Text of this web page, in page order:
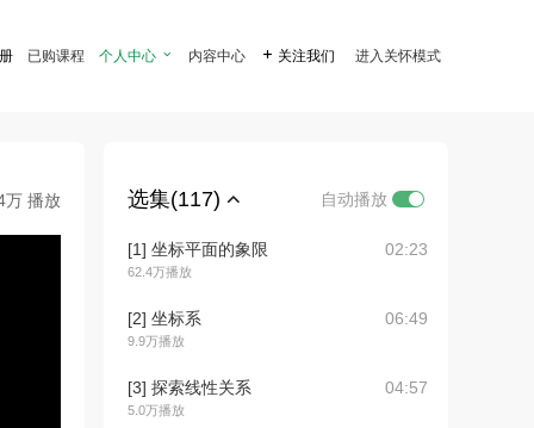
已购课程 个人中心  内容中心  关注我们 进入关怀模式
万 播放 选集(117) 自动播放
[1] 坐标平面的象限
62.4万播放
02:23
[2] 坐标系
9.9万播放
06:49
[3] 探索线性关系
5.0万播放
04:57